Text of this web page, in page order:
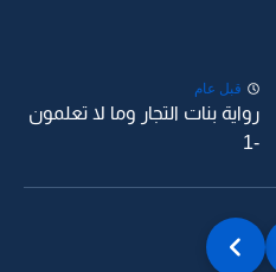
قبل عام
رواية بنات التجار وما لا تعلمون
-1